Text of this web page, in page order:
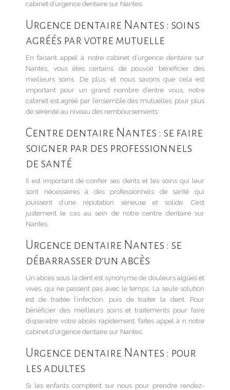
cabinet d’urgence dentaire sur Nantes.
Urgence dentaire Nantes : soins
agréés par votre mutuelle
En faisant appel à notre cabinet d’urgence dentaire sur
Nantes, vous êtes certains de pouvoir bénéficier des
meilleurs soins. De plus, et nous savons que cela est
important pour un grand nombre d’entre vous, notre
cabinet est agréé par l’ensemble des mutuelles, pour plus
de sérénité au niveau des remboursements.
Centre dentaire Nantes : se faire
soigner par des professionnels
de santé
Il est important de confier ses dents et les soins qui leur
sont nécessaires à des professionnels de santé qui
jouissent d’une réputation sérieuse et solide. C’est
justement le cas au sein de notre centre dentaire sur
Nantes.
Urgence dentaire Nantes : se
débarrasser d’un abcès
Un abcès sous la dent est synonyme de douleurs aigües et
vives, qui ne passent pas avec le temps. La seule solution
est de traitée l’infection, puis de traiter la dent. Pour
bénéficier des meilleurs soins et traitements pour faire
disparaitre votre abcès rapidement, faites appel à n notre
cabinet d’urgence dentaire sur Nantes.
Urgence dentaire Nantes : pour
les adultes
Si les enfants comptent sur nous pour prendre rendez-